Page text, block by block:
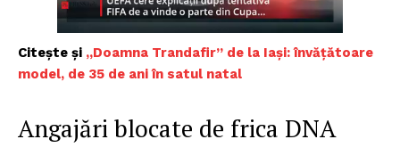
Citește și „Doamna Trandafir” de la Iaşi: învăţătoare
model, de 35 de ani în satul natal
Angajări blocate de frica DNA